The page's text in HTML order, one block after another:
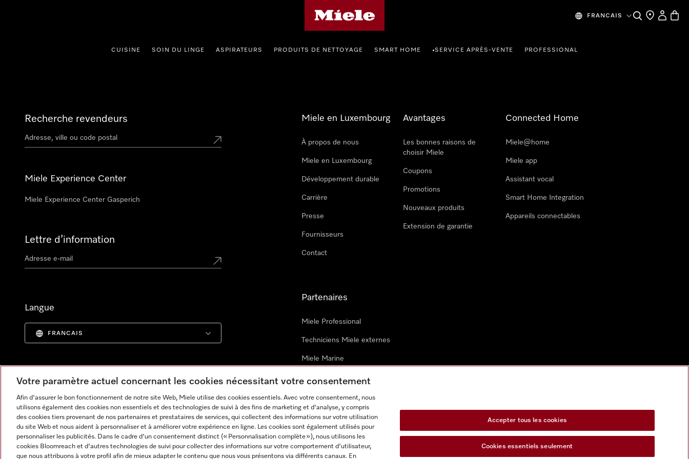
FRANCAIS Recherche
MesPanier
CUISINE SOIN DU LINGE ASPIRATEURS PRODUITS DE NETTOYAGE SMART HOME •SERVICE APRÈS-VENTE PROFESSIONAL
Recherche revendeurs
Miele Experience Center
Miele Experience Center Gasperich
Lettre d’information
Langue
FRANCAIS
Miele en Luxembourg
À propos de nous
Miele en Luxembourg
Développement durable
Carrière
Presse
Fournisseurs
Contact
Avantages
Les bonnes raisons de
choisir Miele
Coupons
Promotions
Nouveaux produits
Extension de garantie
Connected Home
Miele@home
Miele app
Assistant vocal
Smart Home Integration
Appareils connectables
Partenaires
Miele Professional
Techniciens Miele externes
Miele Marine
Architectes & promoteurs
Informations légales CGV Protection des données Conditions d’utilisation Déclaration d'accessibilité
Formulaire de rétractation
Votre paramètre actuel concernant les cookies nécessitant votre consentement
Afin d'assurer le bon fonctionnement de notre site Web, Miele utilise des cookies essentiels. Avec votre consentement, nous
utilisons également des cookies non essentiels et des technologies de suivi à des fins de marketing et d'analyse, y compris
des cookies tiers provenant de nos partenaires et prestataires de services, qui collectent des informations sur votre utilisation
du site Web et nous aident à personnaliser et à améliorer votre expérience en ligne. Les cookies sont également utilisés pour
personnaliser les publicités. Dans le cadre d'un consentement distinct (« Personnalisation complète »), nous utilisons les
cookies Bloomreach et d'autres technologies de suivi pour collecter des informations sur votre comportement d'utilisateur,
que nous attribuons à votre profil afin de mieux adapter le contenu que nous vous présentons via différents canaux. En
Accepter tous les cookies
Cookies essentiels seulement